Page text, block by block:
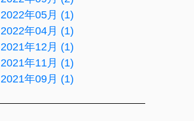
2022年05月 (1)
2022年04月 (1)
2021年12月 (1)
2021年11月 (1)
2021年09月 (1)